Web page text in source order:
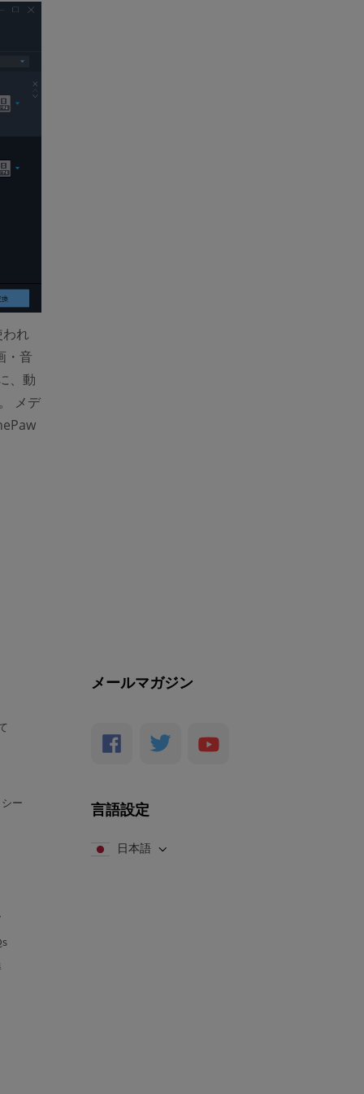
れ
・音
、動
メデ
ー
メールマガジン
言語設定
日本語